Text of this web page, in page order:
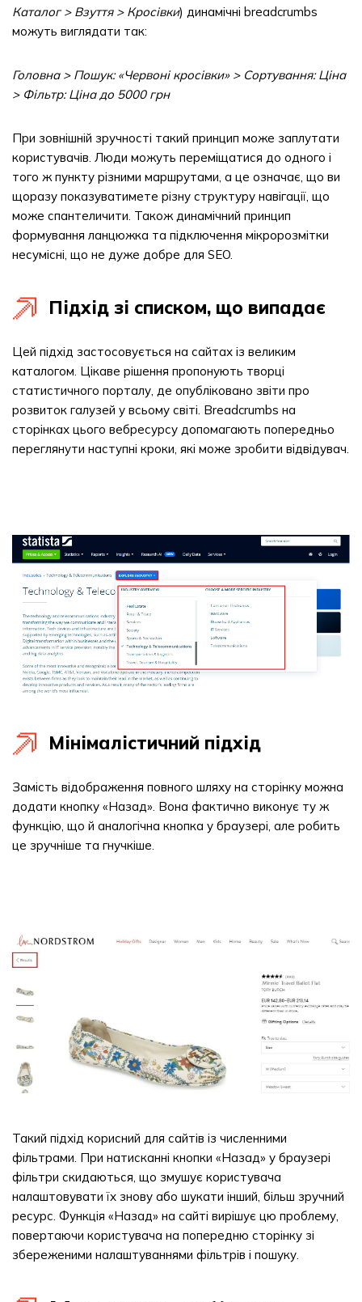
Каталог > Взуття > Кросівки) динамічні breadcrumbs
можуть виглядати так:
Головна > Пошук: «Червоні кросівки» > Сортування: Ціна
> Фільтр: Ціна до 5000 грн
При зовнішній зручності такий принцип може заплутати
користувачів. Люди можуть переміщатися до одного і
того ж пункту різними маршрутами, а це означає, що ви
щоразу показуватимете різну структуру навігації, що
може спантеличити. Також динамічний принцип
формування ланцюжка та підключення мікророзмітки
несумісні, що не дуже добре для SEO.
Підхід зі списком, що випадає
Цей підхід застосовується на сайтах із великим
каталогом. Цікаве рішення пропонують творці
статистичного порталу, де опубліковано звіти про
розвиток галузей у всьому світі. Breadcrumbs на
сторінках цього вебресурсу допомагають попередньо
переглянути наступні кроки, які може зробити відвідувач.
Мінімалістичний підхід
Замість відображення повного шляху на сторінку можна
додати кнопку «Назад». Вона фактично виконує ту ж
функцію, що й аналогічна кнопка у браузері, але робить
це зручніше та гнучкіше.
Такий підхід корисний для сайтів із численними
фільтрами. При натисканні кнопки «Назад» у браузері
фільтри скидаються, що змушує користувача
налаштовувати їх знову або шукати інший, більш зручний
ресурс. Функція «Назад» на сайті вирішує цю проблему,
повертаючи користувача на попередню сторінку зі
збереженими налаштуваннями фільтрів і пошуку.